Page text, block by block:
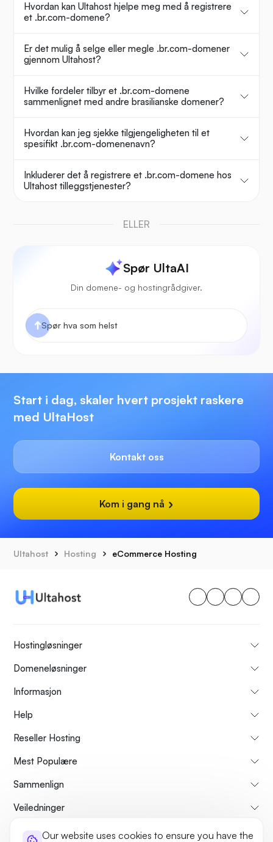
Our website uses cookies to ensure you have the
Hvordan kan Ultahost hjelpe meg med å registrere
et .br.com-domene?
Er det mulig å selge eller megle .br.com-domener
gjennom Ultahost?
Hvilke fordeler tilbyr et .br.com-domene
sammenlignet med andre brasilianske domener?
Hvordan kan jeg sjekke tilgjengeligheten til et
spesifikt .br.com-domenenavn?
Inkluderer det å registrere et .br.com-domene hos
Ultahost tilleggstjenester?
ELLER
Spør UltaAI
Din domene- og hostingrådgiver.
Start i dag, skaler hvert prosjekt raskere
med UltaHost
Kontakt oss
Kom i gang nå
Ultahost Hosting eCommerce Hosting
Hostingløsninger
Domeneløsninger
Informasjon
Help
Reseller Hosting
Mest Populære
Sammenlign
Veiledninger